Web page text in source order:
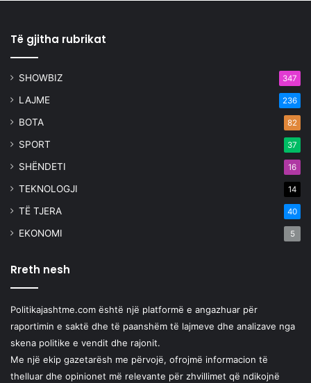
Të gjitha rubrikat
SHOWBIZ 347
LAJME 236
BOTA 82
SPORT 37
SHËNDETI 16
TEKNOLOGJI 14
TË TJERA 40
EKONOMI 5
Rreth nesh
Politikajashtme.com është një platformë e angazhuar për
raportimin e saktë dhe të paanshëm të lajmeve dhe analizave nga
skena politike e vendit dhe rajonit.
Me një ekip gazetarësh me përvojë, ofrojmë informacion të
thelluar dhe opinionet më relevante për zhvillimet që ndikojnë